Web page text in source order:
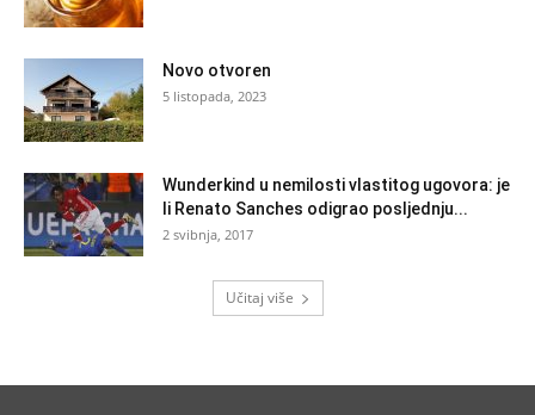
Novo otvoren
5 listopada, 2023
Wunderkind u nemilosti vlastitog ugovora: je
li Renato Sanches odigrao posljednju...
2 svibnja, 2017
Učitaj više